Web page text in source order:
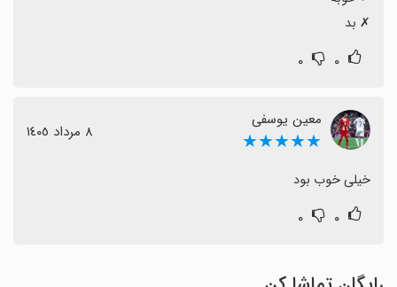
‏✗ بد
۰ ۰
معین یوسفی
★★★★★ ٨ مرداد ١٤٠٥
خیلی خوب بود
۰ ۰